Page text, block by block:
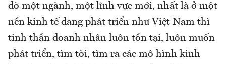
dò một ngành, một lĩnh vực mới, nhất là ở một
nền kinh tế đang phát triển như Việt Nam thì
tinh thần doanh nhân luôn tồn tại, luôn muốn
phát triển, tìm tòi, tìm ra các mô hình kinh